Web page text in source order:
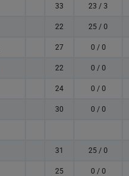
33 23 / 3
22 25 / 0
27 0 / 0
22 0 / 0
24 0 / 0
30 0 / 0
31 25 / 0
25 0 / 0